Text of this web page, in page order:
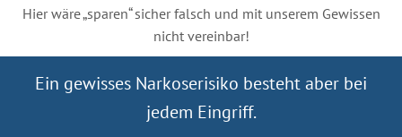
Hier wäre „sparen“ sicher falsch und mit unserem Gewissen
nicht vereinbar!
Ein gewisses Narkoserisiko besteht aber bei
jedem Eingriff.